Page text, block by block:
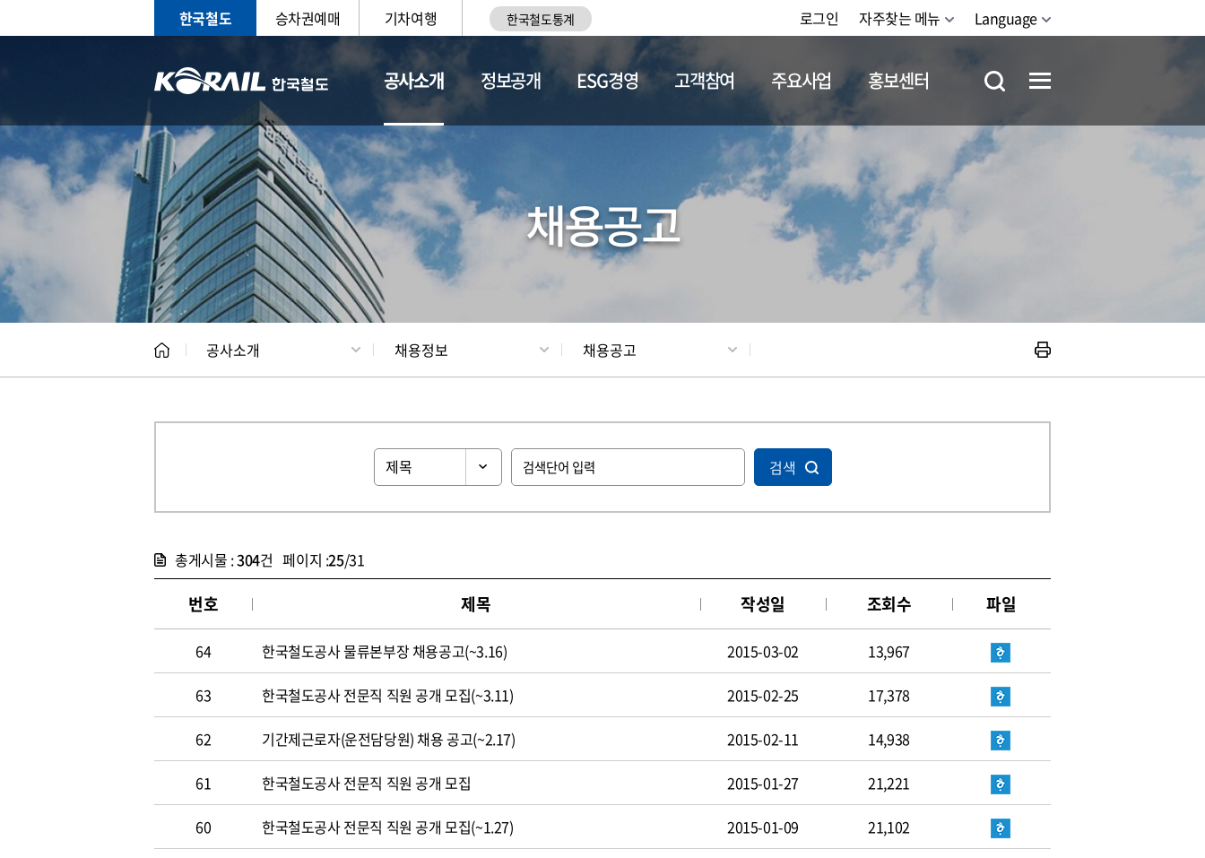
한국철도 승차권예매 기차여행 한국철도통계 로그인 자주찾는 메뉴 Language
공사소개
CEO 일반현황 채용정보
정보공개 ESG경영 고객참여 주요사업 홍보센터
채용공고
공사소개 채용정보 채용공고
검색
총게시물 :304건 페이지 :25/31
번호 제목 작성일 조회수 파일
64 한국철도공사 물류본부장 채용공고(~3.16) 2015-03-02 13,967
63 한국철도공사 전문직 직원 공개 모집(~3.11) 2015-02-25 17,378
62 기간제근로자(운전담당원) 채용 공고(~2.17) 2015-02-11 14,938
61 한국철도공사 전문직 직원 공개 모집 2015-01-27 21,221
60 한국철도공사 전문직 직원 공개 모집(~1.27) 2015-01-09 21,102